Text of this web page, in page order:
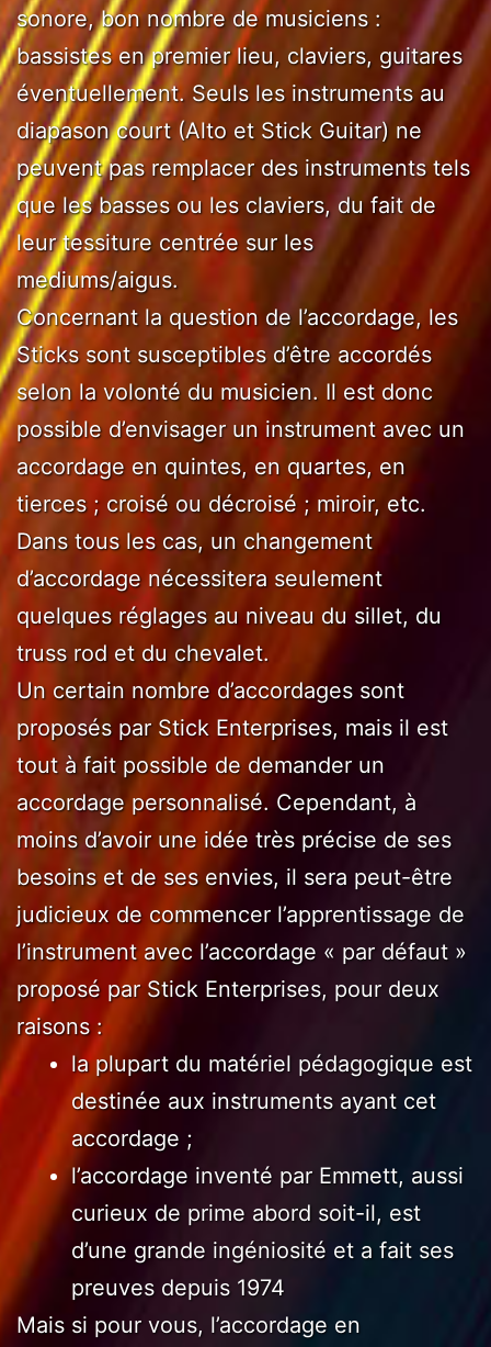
sonore, bon nombre de musiciens :
bassistes en premier lieu, claviers, guitares
éventuellement. Seuls les instruments au
diapason court (Alto et Stick Guitar) ne
peuvent pas remplacer des instruments tels
que les basses ou les claviers, du fait de
leur tessiture centrée sur les
mediums/aigus.
Concernant la question de l’accordage, les
Sticks sont susceptibles d’être accordés
selon la volonté du musicien. Il est donc
possible d’envisager un instrument avec un
accordage en quintes, en quartes, en
tierces ; croisé ou décroisé ; miroir, etc.
Dans tous les cas, un changement
d’accordage nécessitera seulement
quelques réglages au niveau du sillet, du
truss rod et du chevalet.
Un certain nombre d’accordages sont
proposés par Stick Enterprises, mais il est
tout à fait possible de demander un
accordage personnalisé. Cependant, à
moins d’avoir une idée très précise de ses
besoins et de ses envies, il sera peut-être
judicieux de commencer l’apprentissage de
l’instrument avec l’accordage « par défaut »
proposé par Stick Enterprises, pour deux
raisons :
la plupart du matériel pédagogique est
destinée aux instruments ayant cet
accordage ;
l’accordage inventé par Emmett, aussi
curieux de prime abord soit-il, est
d’une grande ingéniosité et a fait ses
preuves depuis 1974
Mais si pour vous, l’accordage en